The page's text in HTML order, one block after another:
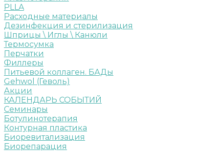
PLLA
Расходные материалы
Дезинфекция и стерилизация
Шприцы \ Иглы \ Канюли
Термосумка
Перчатки
Филлеры
Питьевой коллаген. БАДы
Gehwol (Геволь)
Акции
КАЛЕНДАРЬ СОБЫТИЙ
Семинары
Ботулинотерапия
Контурная пластика
Биоревитализация
Биорепарация